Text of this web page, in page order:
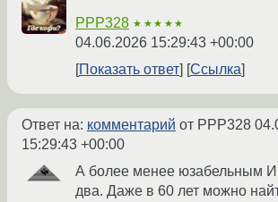
PPP328 ★★★★★
04.06.2026 15:29:43 +00:00
Показать ответ
Ссылка
Ответ на: комментарий от PPP328
15:29:43 +00:00
А более менее юзабельным
два. Даже в 60 лет можно